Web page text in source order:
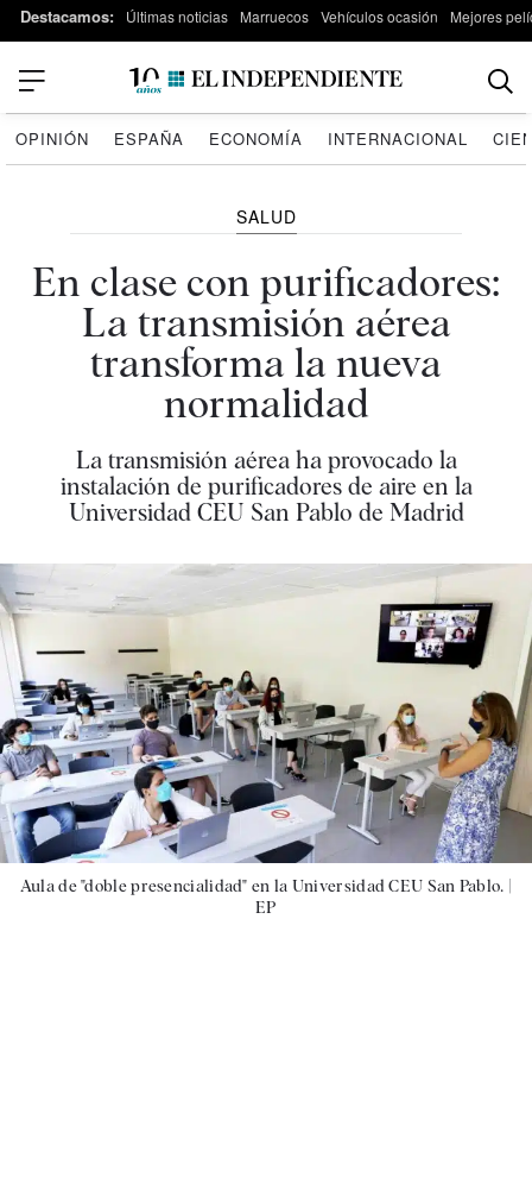
Destacamos: Últimas noticias Marruecos Vehículos ocasión Mejores
OPINIÓN ESPAÑA ECONOMÍA INTERNACIONAL
SALUD
En clase con purificadores:
La transmisión aérea
transforma la nueva
normalidad
La transmisión aérea ha provocado la
instalación de purificadores de aire en la
Universidad CEU San Pablo de Madrid
Aula de "doble presencialidad" en la Universidad CEU San Pablo. |
EP